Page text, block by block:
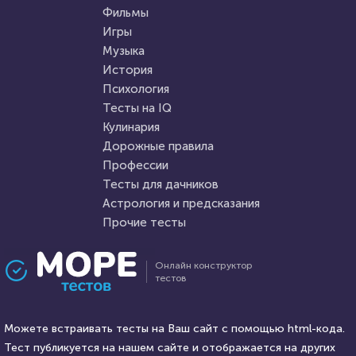
вопросов по знаменитым
Пройти тест
17 марта 2021 17733
Психология
Тест на умственную
3 января 2021
Проходили 253 раза
Легко ли вас обмануть?
Онлайн конструктор
тестов
Можете встраивать тесты на Ваш сайт с помощью html-кода.
Тест публикуется на нашем сайте и отображается на других
Фильмы
Игры
Музыка
История
Психология
Тесты на IQ
Кулинария
Дорожные правила
Профессии
Тесты для дачников
Астрология и предсказания
Прочие тесты